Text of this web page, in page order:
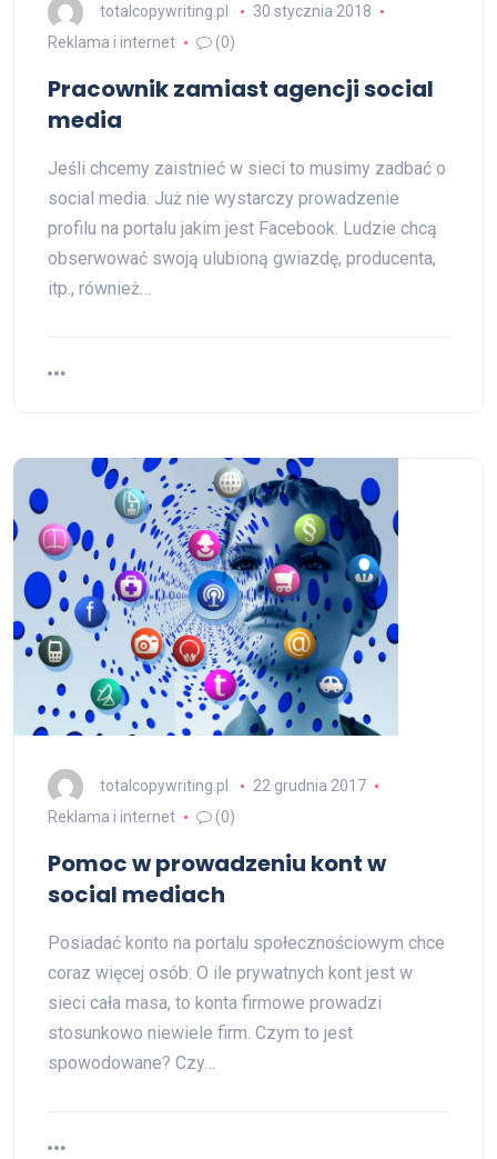
totalcopywriting.pl
30 stycznia 2018
Reklama i internet
(0)
Pracownik zamiast agencji social
media
Jeśli chcemy zaistnieć w sieci to musimy zadbać o
social media. Już nie wystarczy prowadzenie
profilu na portalu jakim jest Facebook. Ludzie chcą
obserwować swoją ulubioną gwiazdę, producenta,
itp., również…
totalcopywriting.pl
22 grudnia 2017
Reklama i internet
(0)
Pomoc w prowadzeniu kont w
social mediach
Posiadać konto na portalu społecznościowym chce
coraz więcej osób. O ile prywatnych kont jest w
sieci cała masa, to konta firmowe prowadzi
stosunkowo niewiele firm. Czym to jest
spowodowane? Czy…